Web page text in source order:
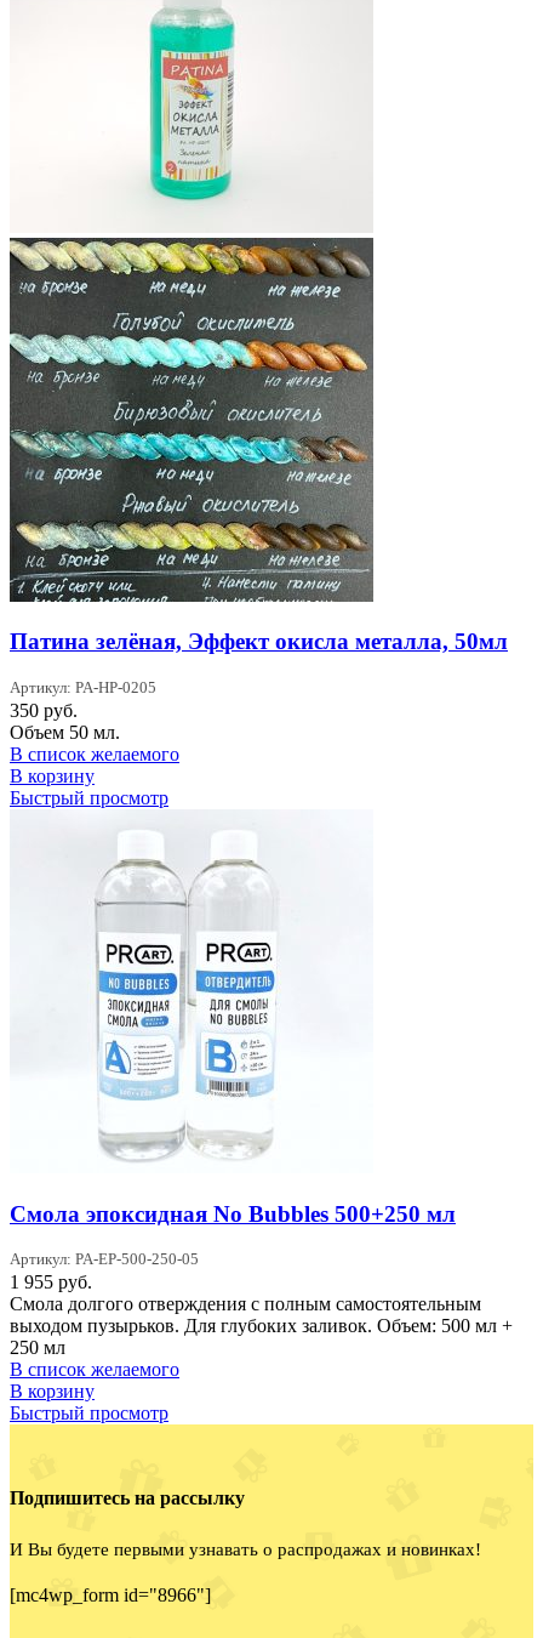
Патина зелёная, Эффект окисла металла, 50мл
Артикул: PA-HP-0205
350 руб.
Объем 50 мл.
В список желаемого
В корзину
Быстрый просмотр
Смола эпоксидная No Bubbles 500+250 мл
Артикул: PA-EP-500-250-05
1 955 руб.
Смола долгого отверждения с полным самостоятельным
выходом пузырьков. Для глубоких заливок. Объем: 500 мл +
250 мл
В список желаемого
В корзину
Быстрый просмотр
Подпишитесь на рассылку
И Вы будете первыми узнавать о распродажах и новинках!
[mc4wp_form id="8966"]